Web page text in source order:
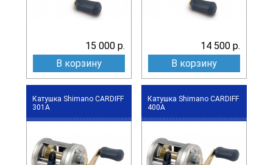
15 000 р.
В корзину
14 500 р.
В корзину
Катушка Shimano CARDIFF
301A
Катушка Shimano CARDIFF
400A